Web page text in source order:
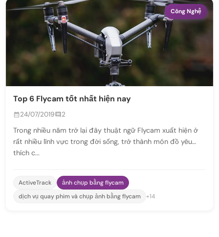
Công Nghệ
Top 6 Flycam tốt nhất hiện nay
24/07/2019 2
Trong nhiều năm trở lại đây thuật ngữ Flycam xuất hiện ở
rất nhiều lĩnh vực trong đời sống, trở thành món đồ yêu
thích c...
ActiveTrack
ảnh chụp bằng flycam
dịch vụ quay phim và chụp ảnh bằng flycam
+14